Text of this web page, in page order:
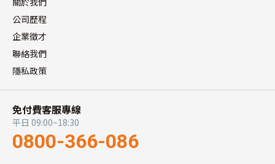
公司歷程
企業徵才
聯絡我們
隱私政策
免付費客服專線
平日 09:00~18:30
0800-366-086